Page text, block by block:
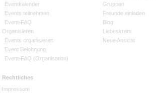
Eventkalender
Events teilnehmen
Event-FAQ
Organisieren
Events organisieren
Event Belohnung
Event-FAQ (Organisation)
Gruppen
Freunde einladen
Blog
Liebeskram
Neue Ansicht
Rechtliches
Impressum